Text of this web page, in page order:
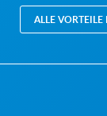
ALLE VORTEILE